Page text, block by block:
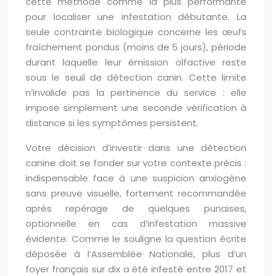
pour localiser une infestation débutante. La
seule contrainte biologique concerne les œufs
fraîchement pondus (moins de 5 jours), période
durant laquelle leur émission olfactive reste
sous le seuil de détection canin. Cette limite
n’invalide pas la pertinence du service : elle
impose simplement une seconde vérification à
distance si les symptômes persistent.
Votre décision d’investir dans une détection
canine doit se fonder sur votre contexte précis :
indispensable face à une suspicion anxiogène
sans preuve visuelle, fortement recommandée
après repérage de quelques punaises,
optionnelle en cas d’infestation massive
évidente. Comme le souligne la question écrite
déposée à l’Assemblée Nationale, plus d’un
foyer français sur dix a été infesté entre 2017 et